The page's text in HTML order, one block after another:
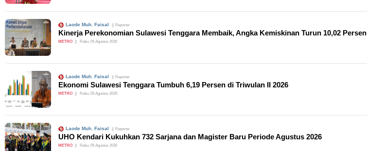
Laode Muh. Faisal Reporter
Kinerja Perekonomian Sulawesi Tenggara Membaik, Angka Kemiskinan Turun 10,02 Persen
METRO Rabu, 05 Agustus 2026
Laode Muh. Faisal Reporter
Ekonomi Sulawesi Tenggara Tumbuh 6,19 Persen di Triwulan II 2026
METRO Rabu, 05 Agustus 2026
Laode Muh. Faisal Reporter
UHO Kendari Kukuhkan 732 Sarjana dan Magister Baru Periode Agustus 2026
METRO Rabu, 05 Agustus 2026